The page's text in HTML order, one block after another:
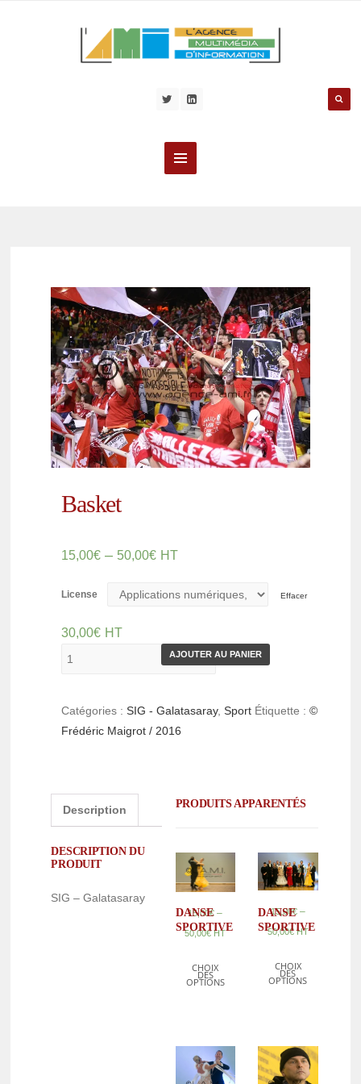
Basket
15,00€ – 50,00€ HT
License Effacer
30,00€ HT
AJOUTER AU PANIER
Catégories :SIG - Galatasaray,Sport Étiquette :©
Frédéric Maigrot / 2016
Description
DESCRIPTION DU
PRODUIT
SIG – Galatasaray
PRODUITS APPARENTÉS
DANSE
SPORTIVE
15,00€ –
50,00€ HT
CHOIX
DES
OPTIONS
DANSE
SPORTIVE
15,00€–
50,00€ HT
CHOIX
DES
OPTIONS